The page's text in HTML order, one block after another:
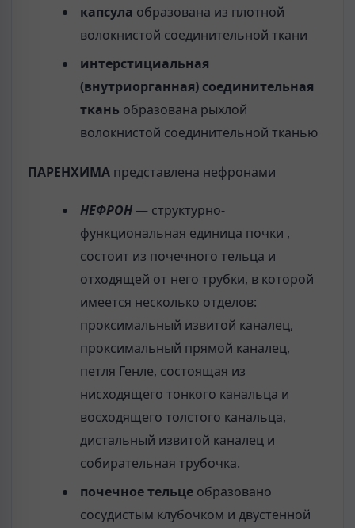
капсула образована из плотной
волокнистой соединительной ткани
интерстициальная
(внутриорганная) соединительная
ткань образована рыхлой
волокнистой соединительной тканью
ПАРЕНХИМА представлена нефронами
НЕФРОН— структурно-
функциональная единица почки ,
состоит из почечного тельца и
отходящей от него трубки, в которой
имеется несколько отделов:
проксимальный извитой каналец,
проксимальный прямой каналец,
петля Генле, состоящая из
нисходящего тонкого канальца и
восходящего толстого канальца,
дистальный извитой каналец и
собирательная трубочка.
почечное тельце образовано
сосудистым клубочком и двустенной